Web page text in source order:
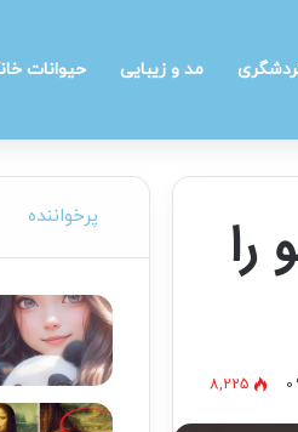
مد و زیبایی حیوانات
را
0
8,225
پرخواننده